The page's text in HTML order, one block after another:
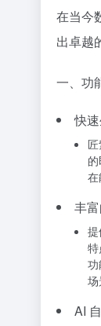
在当今
出卓越
一、功
快
丰
AI